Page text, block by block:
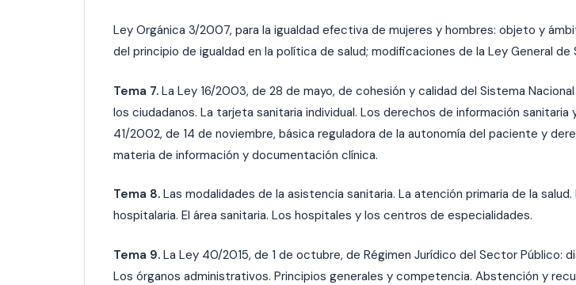
Ley Orgánica 3/2007, para la igualdad efectiva de mujeres y hombres: objeto y
del principio de igualdad en la política de salud; modificaciones de la Ley General de
Tema 7. La Ley 16/2003, de 28 de mayo, de cohesión y calidad del Sistema
los ciudadanos. La tarjeta sanitaria individual. Los derechos de información sanitaria
41/2002, de 14 de noviembre, básica reguladora de la autonomía del paciente y
materia de información y documentación clínica.
Tema 8. Las modalidades de la asistencia sanitaria. La atención primaria de la
hospitalaria. El área sanitaria. Los hospitales y los centros de especialidades.
Tema 9. La Ley 40/2015, de 1 de octubre, de Régimen Jurídico del Sector Público:
Los órganos administrativos. Principios generales y competencia. Abstención y